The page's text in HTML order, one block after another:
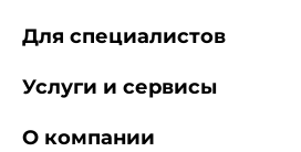
Для специалистов
Услуги и сервисы
О компании